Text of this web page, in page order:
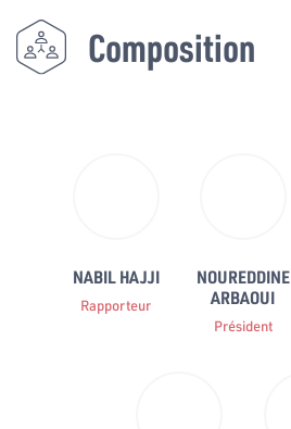
Composition
NABIL HAJJI
Rapporteur
NOUREDDINE
ARBAOUI
Président